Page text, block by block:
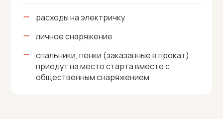
расходы на электричку
личное снаряжение
спальники, пенки (заказанные в прокат)
приедут на место старта вместе с
общественным снаряжением